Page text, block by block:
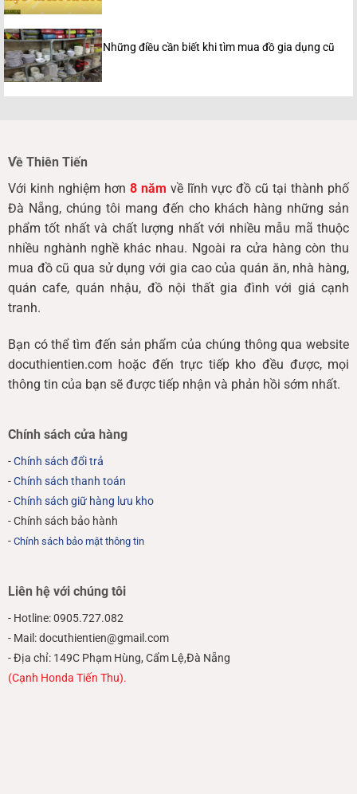
Những điều cần biết khi tìm mua đồ gia dụng cũ
Về Thiên Tiến
Với kinh nghiệm hơn 8 năm về lĩnh vực đồ cũ tại thành phố
Đà Nẵng, chúng tôi mang đến cho khách hàng những sản
phẩm tốt nhất và chất lượng nhất với nhiều mẫu mã thuộc
nhiều nghành nghề khác nhau. Ngoài ra cửa hàng còn thu
mua đồ cũ qua sử dụng với gia cao của quán ăn, nhà hàng,
quán cafe, quán nhậu, đồ nội thất gia đình với giá cạnh
tranh.
Bạn có thể tìm đến sản phẩm của chúng thông qua website
docuthientien.com hoặc đến trực tiếp kho đều được, mọi
thông tin của bạn sẽ được tiếp nhận và phản hồi sớm nhất.
Chính sách cửa hàng
-Chính sách đổi trả
-Chính sách thanh toán
-Chính sách giữ hàng lưu kho
- Chính sách bảo hành
- Chính sách bảo mật thông tin
Liên hệ với chúng tôi
- Hotline: 0905.727.082
- Mail: docuthientien@gmail.com
- Địa chỉ: 149C Phạm Hùng, Cẩm Lệ,Đà Nẵng
(Cạnh Honda Tiến Thu).